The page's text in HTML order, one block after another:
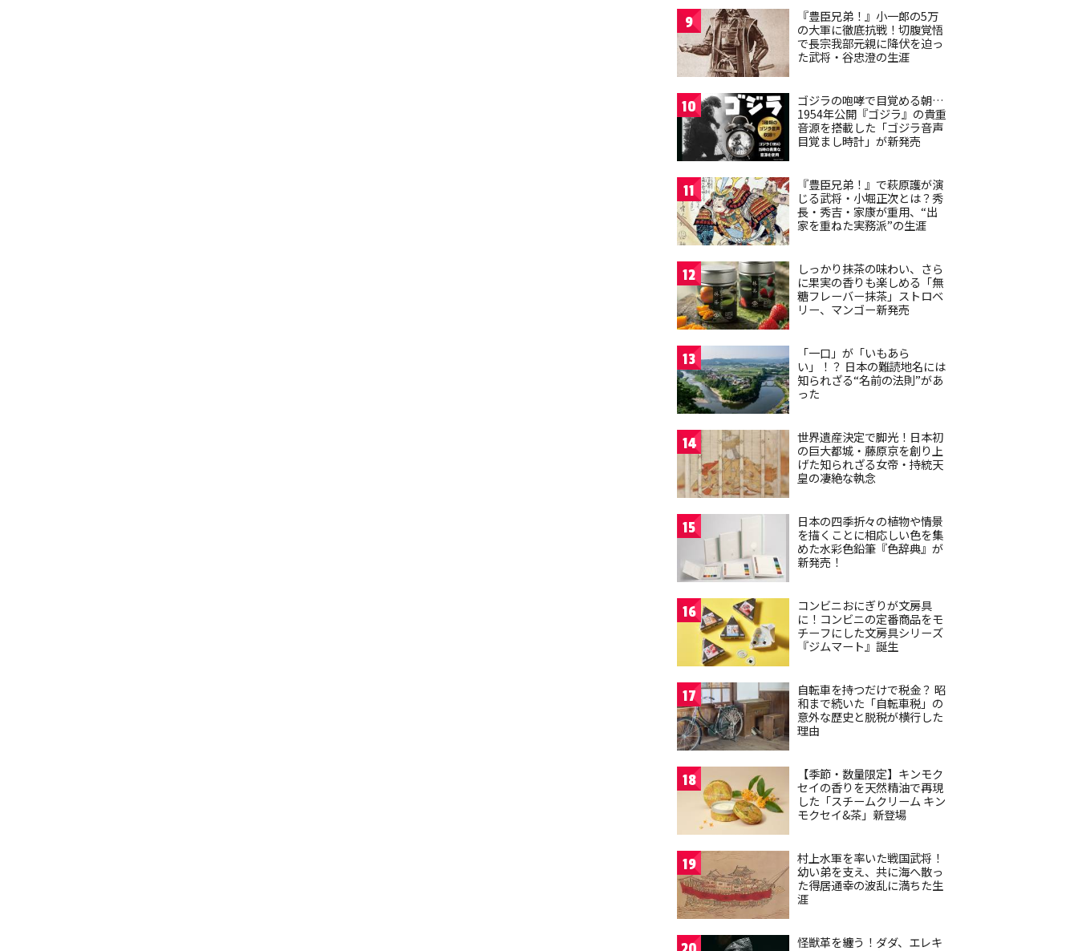
9
『豊臣兄弟！』小一郎の5万
の大軍に徹底抗戦！切腹覚悟
で長宗我部元親に降伏を迫っ
た武将・谷忠澄の生涯
10
ゴジラの咆哮で目覚める朝…
1954年公開『ゴジラ』の貴重
音源を搭載した「ゴジラ音声
目覚まし時計」が新発売
11
『豊臣兄弟！』で萩原護が演
じる武将・小堀正次とは？秀
長・秀吉・家康が重用、“出
家を重ねた実務派”の生涯
12
しっかり抹茶の味わい、さら
に果実の香りも楽しめる「無
糖フレーバー抹茶」ストロベ
リー、マンゴー新発売
13
「一口」が「いもあら
い」！？ 日本の難読地名には
知られざる“名前の法則”があ
った
14
世界遺産決定で脚光！日本初
の巨大都城・藤原京を創り上
げた知られざる女帝・持統天
皇の凄絶な執念
15
日本の四季折々の植物や情景
を描くことに相応しい色を集
めた水彩色鉛筆『色辞典』が
新発売！
16
コンビニおにぎりが文房具
に！コンビニの定番商品をモ
チーフにした文房具シリーズ
『ジムマート』誕生
17
自転車を持つだけで税金？ 昭
和まで続いた「自転車税」の
意外な歴史と脱税が横行した
理由
18
【季節・数量限定】キンモク
セイの香りを天然精油で再現
した「スチームクリーム キン
モクセイ&茶」新登場
19
村上水軍を率いた戦国武将！
幼い弟を支え、共に海へ散っ
た得居通幸の波乱に満ちた生
涯
怪獣革を纏う！ダダ、エレキ